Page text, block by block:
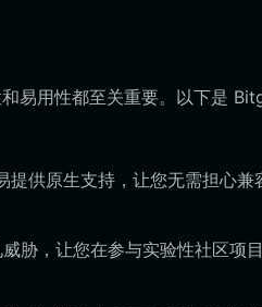
易用性都至关重要。以下是
供原生支持，让您无需担心兼
胁，让您在参与实验性社区项